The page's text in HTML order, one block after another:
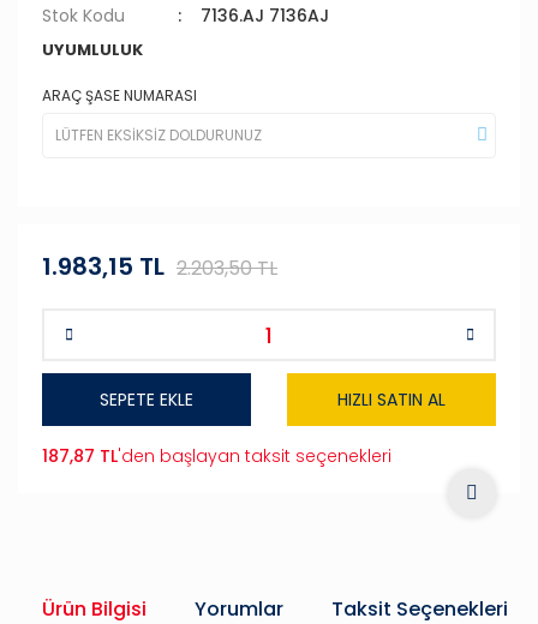
Stok Kodu
7136.AJ 7136AJ
UYUMLULUK
ARAÇ ŞASE NUMARASI
1.983,15 TL 2.203,50 TL
SEPETE EKLE HIZLI SATIN AL
187,87 TL'den başlayan taksit seçenekleri
Ürün Bilgisi Yorumlar Taksit Seçenekleri